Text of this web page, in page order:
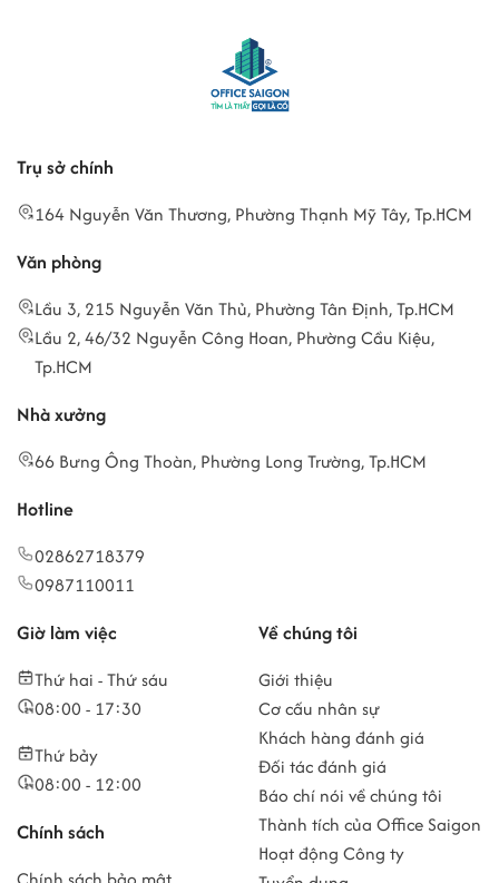
Trụ sở chính
164 Nguyễn Văn Thương, Phường Thạnh Mỹ Tây, Tp.HCM
Văn phòng
Lầu 3, 215 Nguyễn Văn Thủ, Phường Tân Định, Tp.HCM
Lầu 2, 46/32 Nguyễn Công Hoan, Phường Cầu Kiệu,
Tp.HCM
Nhà xưởng
66 Bưng Ông Thoàn, Phường Long Trường, Tp.HCM
Hotline
02862718379
0987110011
Giờ làm việc
Thứ hai - Thứ sáu
08:00 - 17:30
Thứ bảy
08:00 - 12:00
Chính sách
Về chúng tôi
Giới thiệu
Cơ cấu nhân sự
Khách hàng đánh giá
Đối tác đánh giá
Báo chí nói về chúng tôi
Thành tích của Office Saigon
Hoạt động Công ty